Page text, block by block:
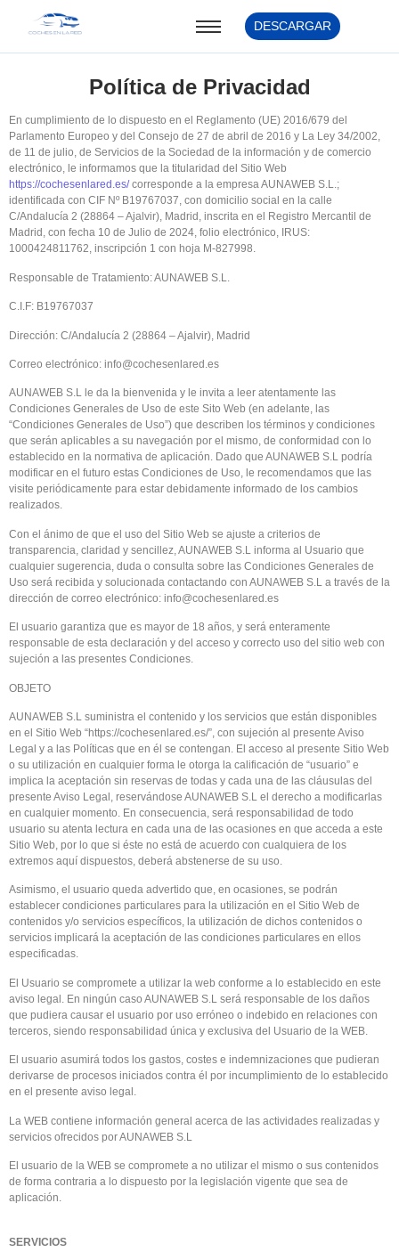
DESCARGAR
Política de Privacidad
En cumplimiento de lo dispuesto en el Reglamento (UE) 2016/679 del
Parlamento Europeo y del Consejo de 27 de abril de 2016 y La Ley 34/2002,
de 11 de julio, de Servicios de la Sociedad de la información y de comercio
electrónico, le informamos que la titularidad del Sitio Web
https://cochesenlared.es/corresponde a la empresa AUNAWEB S.L.;
identificada con CIF Nº B19767037, con domicilio social en la calle
C/Andalucía 2 (28864 – Ajalvir), Madrid, inscrita en el Registro Mercantil de
Madrid, con fecha 10 de Julio de 2024, folio electrónico, IRUS:
1000424811762, inscripción 1 con hoja M-827998.
Responsable de Tratamiento: AUNAWEB S.L.
C.I.F: B19767037
Dirección: C/Andalucía 2 (28864 – Ajalvir), Madrid
Correo electrónico: info@cochesenlared.es
AUNAWEB S.L le da la bienvenida y le invita a leer atentamente las
Condiciones Generales de Uso de este Sito Web (en adelante, las
“Condiciones Generales de Uso”) que describen los términos y condiciones
que serán aplicables a su navegación por el mismo, de conformidad con lo
establecido en la normativa de aplicación. Dado que AUNAWEB S.L podría
modificar en el futuro estas Condiciones de Uso, le recomendamos que las
visite periódicamente para estar debidamente informado de los cambios
realizados.
Con el ánimo de que el uso del Sitio Web se ajuste a criterios de
transparencia, claridad y sencillez, AUNAWEB S.L informa al Usuario que
cualquier sugerencia, duda o consulta sobre las Condiciones Generales de
Uso será recibida y solucionada contactando con AUNAWEB S.L a través de la
dirección de correo electrónico: info@cochesenlared.es
El usuario garantiza que es mayor de 18 años, y será enteramente
responsable de esta declaración y del acceso y correcto uso del sitio web con
sujeción a las presentes Condiciones.
OBJETO
AUNAWEB S.L suministra el contenido y los servicios que están disponibles
en el Sitio Web “https://cochesenlared.es/”, con sujeción al presente Aviso
Legal y a las Políticas que en él se contengan. El acceso al presente Sitio Web
o su utilización en cualquier forma le otorga la calificación de “usuario” e
implica la aceptación sin reservas de todas y cada una de las cláusulas del
presente Aviso Legal, reservándose AUNAWEB S.L el derecho a modificarlas
en cualquier momento. En consecuencia, será responsabilidad de todo
usuario su atenta lectura en cada una de las ocasiones en que acceda a este
Sitio Web, por lo que si éste no está de acuerdo con cualquiera de los
extremos aquí dispuestos, deberá abstenerse de su uso.
Asimismo, el usuario queda advertido que, en ocasiones, se podrán
establecer condiciones particulares para la utilización en el Sitio Web de
contenidos y/o servicios específicos, la utilización de dichos contenidos o
servicios implicará la aceptación de las condiciones particulares en ellos
especificadas.
El Usuario se compromete a utilizar la web conforme a lo establecido en este
aviso legal. En ningún caso AUNAWEB S.L será responsable de los daños
que pudiera causar el usuario por uso erróneo o indebido en relaciones con
terceros, siendo responsabilidad única y exclusiva del Usuario de la WEB.
El usuario asumirá todos los gastos, costes e indemnizaciones que pudieran
derivarse de procesos iniciados contra él por incumplimiento de lo establecido
en el presente aviso legal.
La WEB contiene información general acerca de las actividades realizadas y
servicios ofrecidos por AUNAWEB S.L
El usuario de la WEB se compromete a no utilizar el mismo o sus contenidos
de forma contraria a lo dispuesto por la legislación vigente que sea de
aplicación.
SERVICIOS